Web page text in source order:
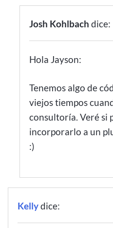
Josh Kohlbach dice:
Hola Jayson:
Tenemos algo de
viejos tiempos
consultoría. Veré si
incorporarlo a un
:)
Kellydice: